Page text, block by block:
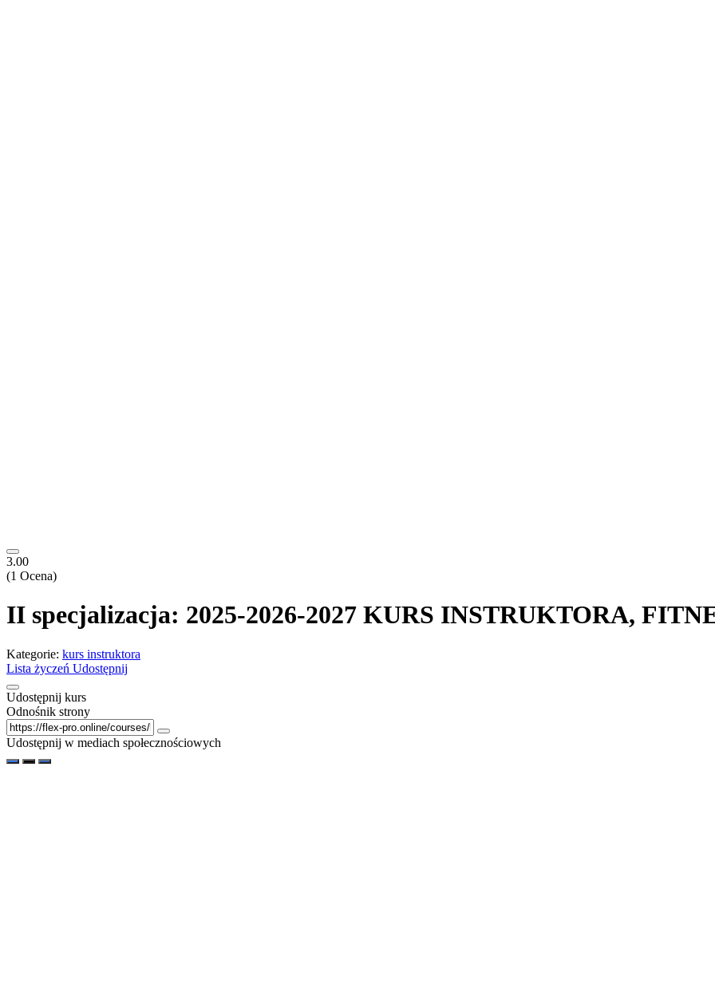
3.00
(1 Ocena)
II specjalizacja: 2025-2026-2027 KURS INSTRUKTORA,
Kategorie: kurs instruktora
Lista życzeń Udostępnij
Udostępnij kurs
Odnośnik strony
Udostępnij w mediach społecznościowych